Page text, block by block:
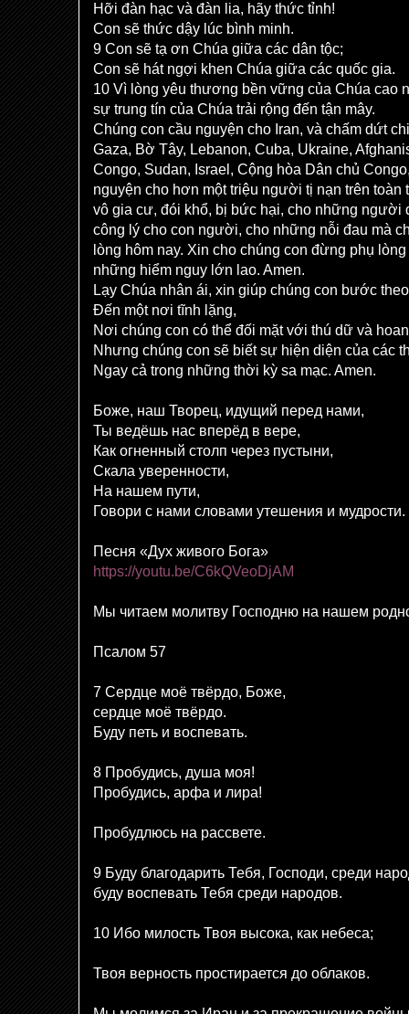
Hỡi đàn hạc và đàn lia, hãy thức tỉnh!
Con sẽ thức dậy lúc bình minh.
9 Con sẽ tạ ơn Chúa giữa các dân tộc;
Con sẽ hát ngợi khen Chúa giữa các quốc gia.
10 Vì lòng yêu thương bền vững của Chúa cao
sự trung tín của Chúa trải rộng đến tận mây.
Chúng con cầu nguyện cho Iran, và chấm dứt
Gaza, Bờ Tây, Lebanon, Cuba, Ukraine,
Congo, Sudan, Israel, Cộng hòa Dân chủ
nguyện cho hơn một triệu người tị nạn trên
vô gia cư, đói khổ, bị bức hại, cho những người
công lý cho con người, cho những nỗi đau mà
lòng hôm nay. Xin cho chúng con đừng phụ
những hiểm nguy lớn lao. Amen.
Lạy Chúa nhân ái, xin giúp chúng con bước
Đến một nơi tĩnh lặng,
Nơi chúng con có thể đối mặt với thú dữ và
Nhưng chúng con sẽ biết sự hiện diện của các
Ngay cả trong những thời kỳ sa mạc. Amen.
Боже, наш Творец, идущий перед нами,
Ты ведёшь нас вперёд в вере,
Как огненный столп через пустыни,
Скала уверенности,
На нашем пути,
Говори с нами словами утешения и мудрости.
Песня «Дух живого Бога»
https://youtu.be/C6kQVeoDjAM
Мы читаем молитву Господню на нашем
Псалом 57
7 Сердце моё твёрдо, Боже,
сердце моё твёрдо.
Буду петь и воспевать.
8 Пробудись, душа моя!
Пробудись, арфа и лира!
Пробудлюсь на рассвете.
9 Буду благодарить Тебя, Господи, среди
буду воспевать Тебя среди народов.
10 Ибо милость Твоя высока, как небеса;
Твоя верность простирается до облаков.